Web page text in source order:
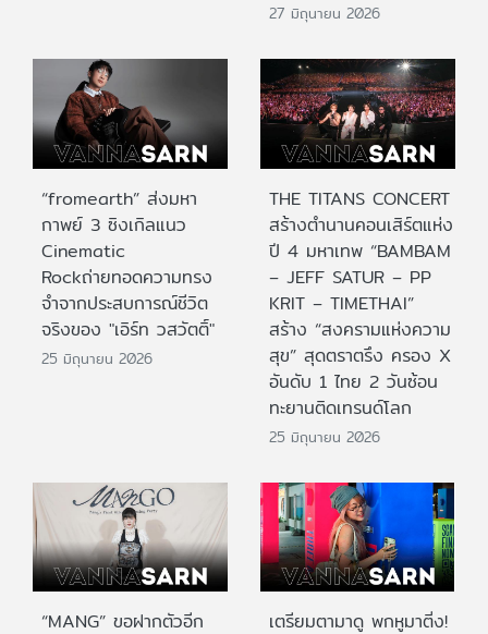
27 มิถุนายน 2026
“fromearth” ส่งมหา
กาพย์ 3 ซิงเกิลแนว
Cinematic
Rockถ่ายทอดความทรง
จำจากประสบการณ์ชีวิต
จริงของ "เอิร์ท วสวัตติ์"
25 มิถุนายน 2026
THE TITANS CONCERT
สร้างตำนานคอนเสิร์ตแห่ง
ปี 4 มหาเทพ “BAMBAM
– JEFF SATUR – PP
KRIT – TIMETHAI”
สร้าง “สงครามแห่งความ
สุข” สุดตราตรึง ครอง X
อันดับ 1 ไทย 2 วันซ้อน
ทะยานติดเทรนด์โลก
25 มิถุนายน 2026
“MANG” ขอฝากตัวอีก
เตรียมตามาดู พกหูมาติ่ง!